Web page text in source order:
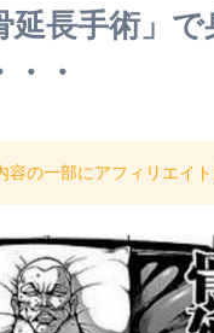
延長手術」
・
容の一部にアフィリエイ